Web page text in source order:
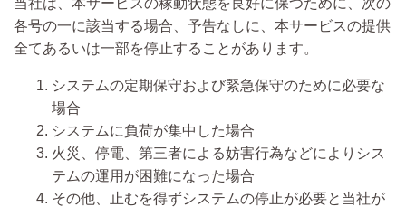
当社は、本サービスの稼動状態を良好に保つために、次の
各号の一に該当する場合、予告なしに、本サービスの提供
全てあるいは一部を停止することがあります。
システムの定期保守および緊急保守のために必要な
場合
システムに負荷が集中した場合
火災、停電、第三者による妨害行為などによりシス
テムの運用が困難になった場合
その他、止むを得ずシステムの停止が必要と当社が